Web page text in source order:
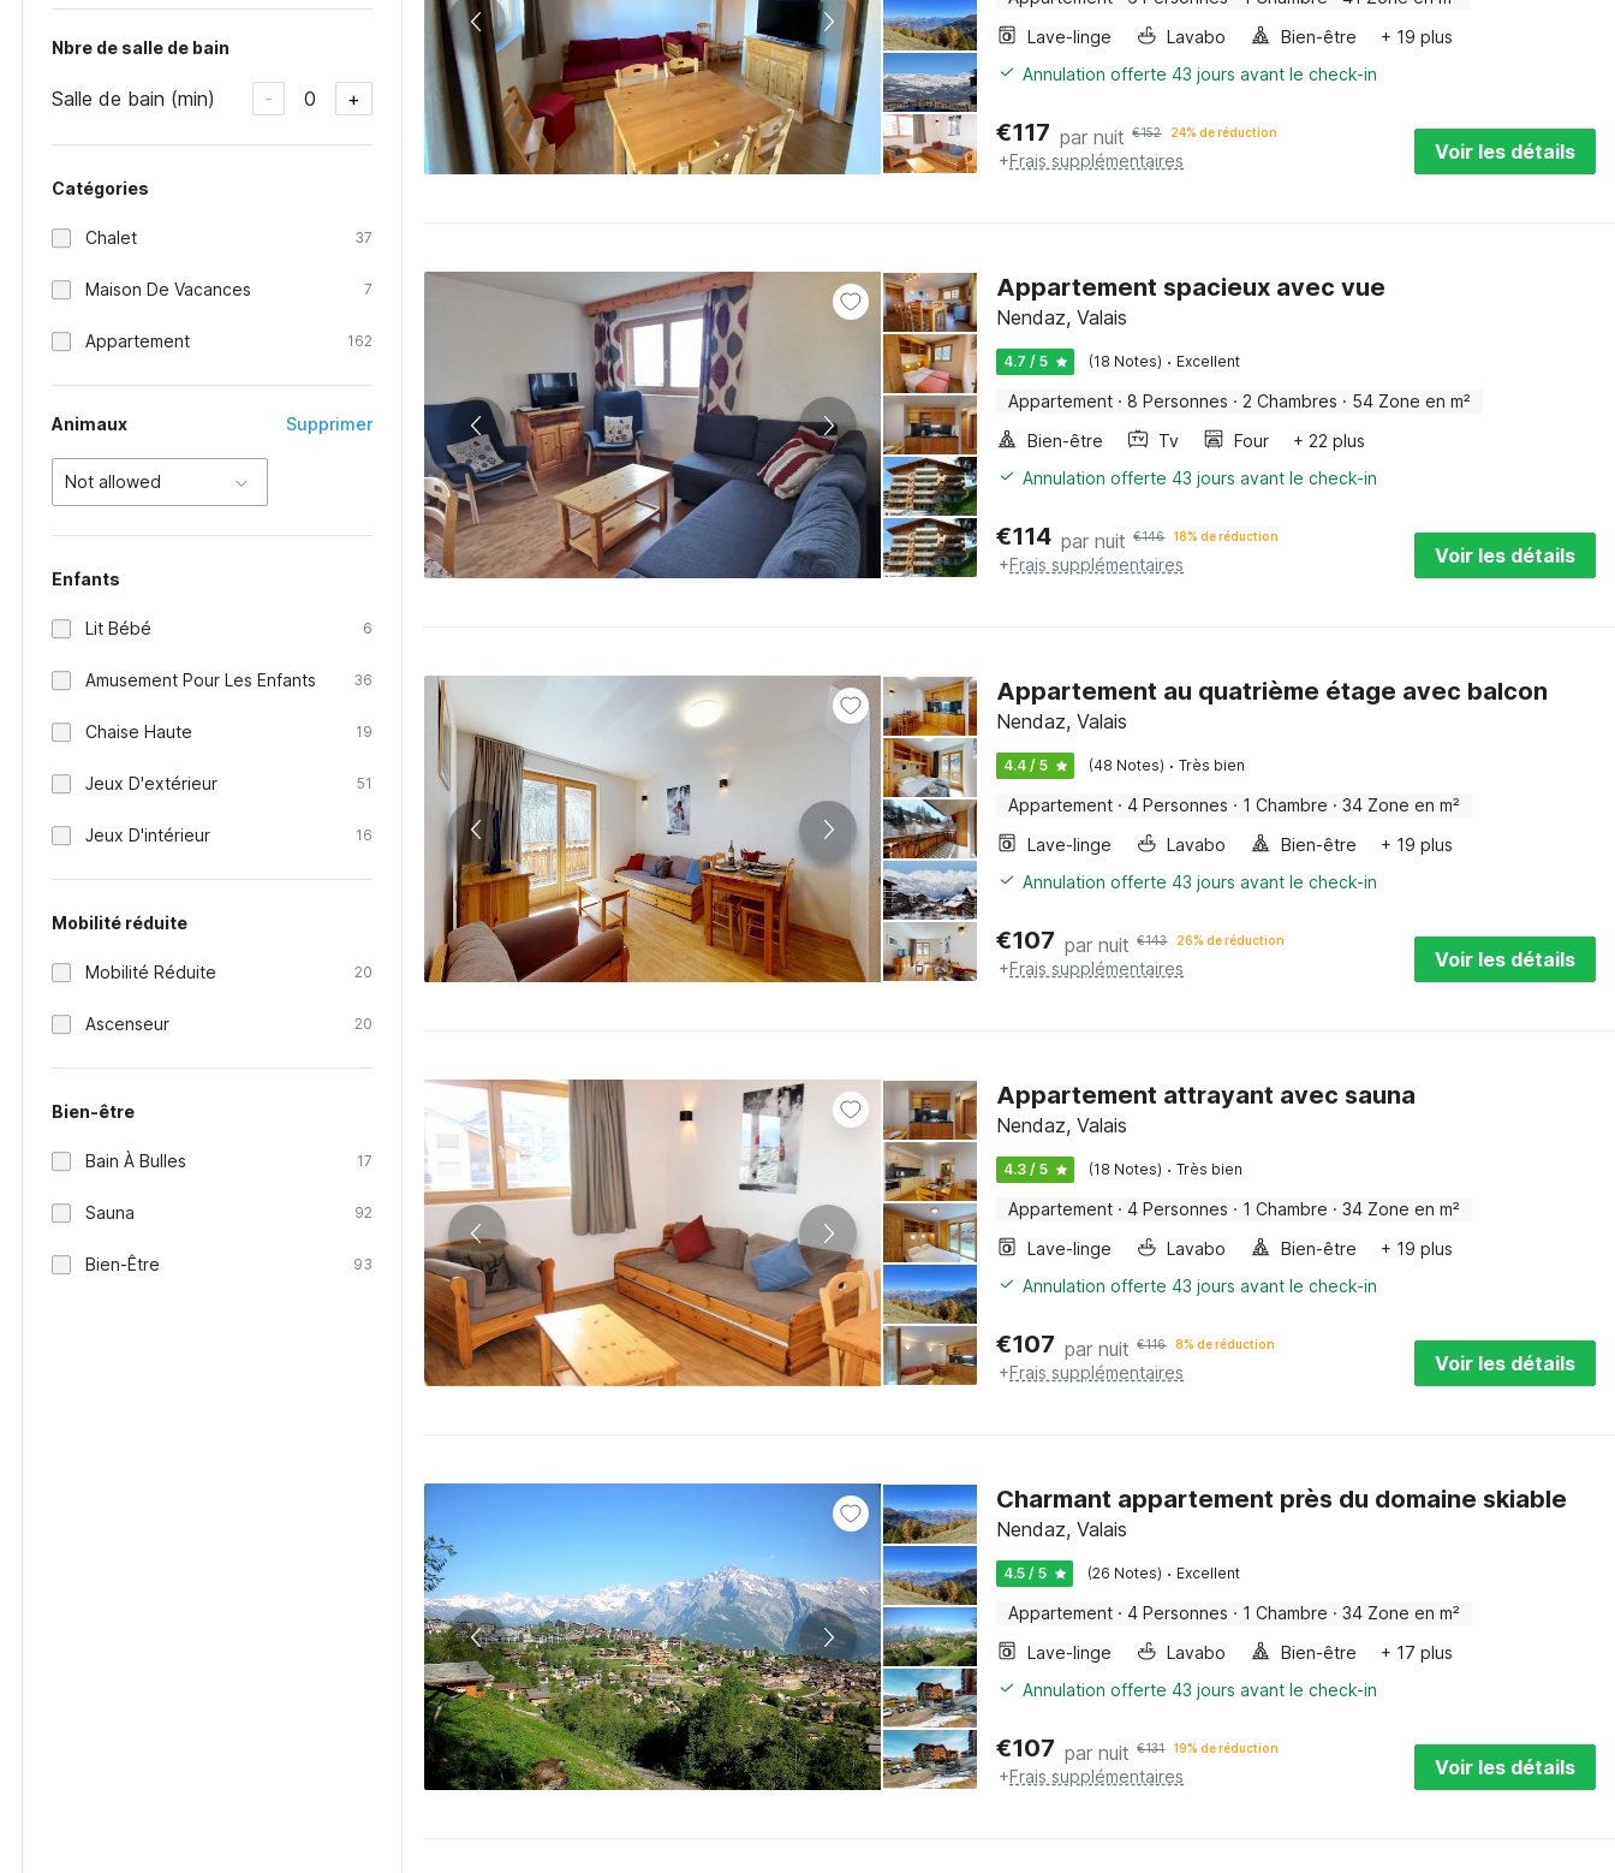
Nbre de salle de bain
Salle de bain (min) - 0 +
Catégories
Chalet 37
Maison De Vacances 7
Appartement 162
Animaux Supprimer
Not allowed
Enfants
Lit Bébé 6
Amusement Pour Les Enfants 36
Chaise Haute 19
Jeux D'extérieur 51
Jeux D'intérieur 16
Mobilité réduite
Mobilité Réduite 20
Ascenseur 20
Bien-être
Bain À Bulles 17
Sauna 92
Bien-Être 93
Lave-linge
Lavabo Bien-être
+ 19 plus
Annulation offerte 43 jours avant le check-in
€117 par nuit €152 24% de réduction
+Frais supplémentaires Voir les détails
Appartement spacieux avec vue
Nendaz, Valais
4.7 / 5 (18 Notes) · Excellent
Appartement · 8 Personnes · 2 Chambres · 54 Zone en m²
Bien-être
Tv Four
+ 22 plus
Annulation offerte 43 jours avant le check-in
€114 par nuit €146 18% de réduction
+Frais supplémentaires Voir les détails
Appartement au quatrième étage avec balcon
Nendaz, Valais
4.4 / 5 (48 Notes) · Très bien
Appartement · 4 Personnes · 1 Chambre · 34 Zone en m²
Lave-linge
Lavabo Bien-être
+ 19 plus
Annulation offerte 43 jours avant le check-in
€107 par nuit €143 26% de réduction
+Frais supplémentaires Voir les détails
Appartement attrayant avec sauna
Nendaz, Valais
4.3 / 5 (18 Notes) · Très bien
Appartement · 4 Personnes · 1 Chambre · 34 Zone en m²
Lave-linge
Lavabo Bien-être
+ 19 plus
Annulation offerte 43 jours avant le check-in
€107 par nuit €116 8% de réduction
+Frais supplémentaires Voir les détails
Charmant appartement près du domaine skiable
Nendaz, Valais
4.5 / 5 (26 Notes) · Excellent
Appartement · 4 Personnes · 1 Chambre · 34 Zone en m²
Lave-linge
Lavabo Bien-être
+ 17 plus
Annulation offerte 43 jours avant le check-in
€107 par nuit €131 19% de réduction
+Frais supplémentaires Voir les détails